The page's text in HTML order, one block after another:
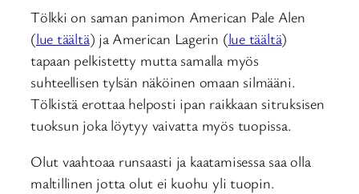
Tölkki on saman panimon American Pale Alen
(lue täältä) ja American Lagerin (lue täältä)
tapaan pelkistetty mutta samalla myös
suhteellisen tylsän näköinen omaan silmääni.
Tölkistä erottaa helposti ipan raikkaan sitruksisen
tuoksun joka löytyy vaivatta myös tuopissa.
Olut vaahtoaa runsaasti ja kaatamisessa saa olla
maltillinen jotta olut ei kuohu yli tuopin.